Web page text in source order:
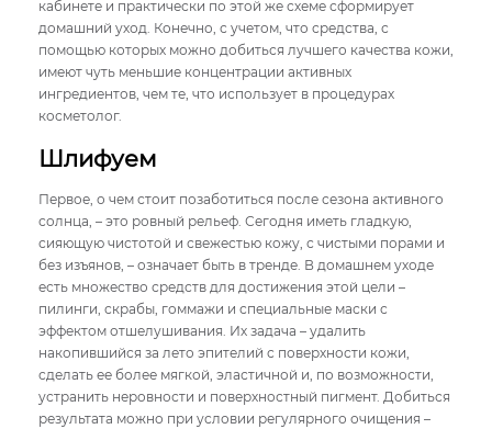
кабинете и практически по этой же схеме сформирует
домашний уход. Конечно, с учетом, что средства, с
помощью которых можно добиться лучшего качества кожи,
имеют чуть меньшие концентрации активных
ингредиентов, чем те, что использует в процедурах
косметолог.
Шлифуем
Первое, о чем стоит позаботиться после сезона активного
солнца, – это ровный рельеф. Сегодня иметь гладкую,
сияющую чистотой и свежестью кожу, с чистыми порами и
без изъянов, – означает быть в тренде. В домашнем уходе
есть множество средств для достижения этой цели –
пилинги, скрабы, гоммажи и специальные маски с
эффектом отшелушивания. Их задача – удалить
накопившийся за лето эпителий с поверхности кожи,
сделать ее более мягкой, эластичной и, по возможности,
устранить неровности и поверхностный пигмент. Добиться
результата можно при условии регулярного очищения –